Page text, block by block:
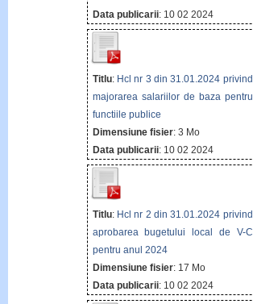
Data publicarii: 10 02 2024
Titlu: Hcl nr 3 din 31.01.2024 privind
majorarea salariilor de baza pentru
functiile publice
Dimensiune fisier: 3 Mo
Data publicarii: 10 02 2024
Titlu: Hcl nr 2 din 31.01.2024 privind
aprobarea bugetului local de V-C
pentru anul 2024
Dimensiune fisier: 17 Mo
Data publicarii: 10 02 2024